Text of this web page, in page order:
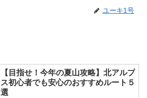
ユーキ1号
【目指せ！今年の夏山攻略】北アルプ
ス初心者でも安心のおすすめルート５
選